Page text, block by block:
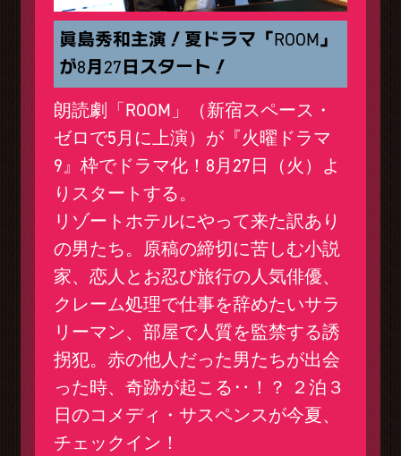
眞島秀和主演！夏ドラマ「ROOM」
が8月27日スタート！
朗読劇「ROOM」（新宿スペース・
ゼロで5月に上演）が『火曜ドラマ
9』枠でドラマ化！8月27日（火）よ
りスタートする。
リゾートホテルにやって来た訳あり
の男たち。原稿の締切に苦しむ小説
家、恋人とお忍び旅行の人気俳優、
クレーム処理で仕事を辞めたいサラ
リーマン、部屋で人質を監禁する誘
拐犯。赤の他人だった男たちが出会
った時、奇跡が起こる‥！？ ２泊３
日のコメディ・サスペンスが今夏、
チェックイン！